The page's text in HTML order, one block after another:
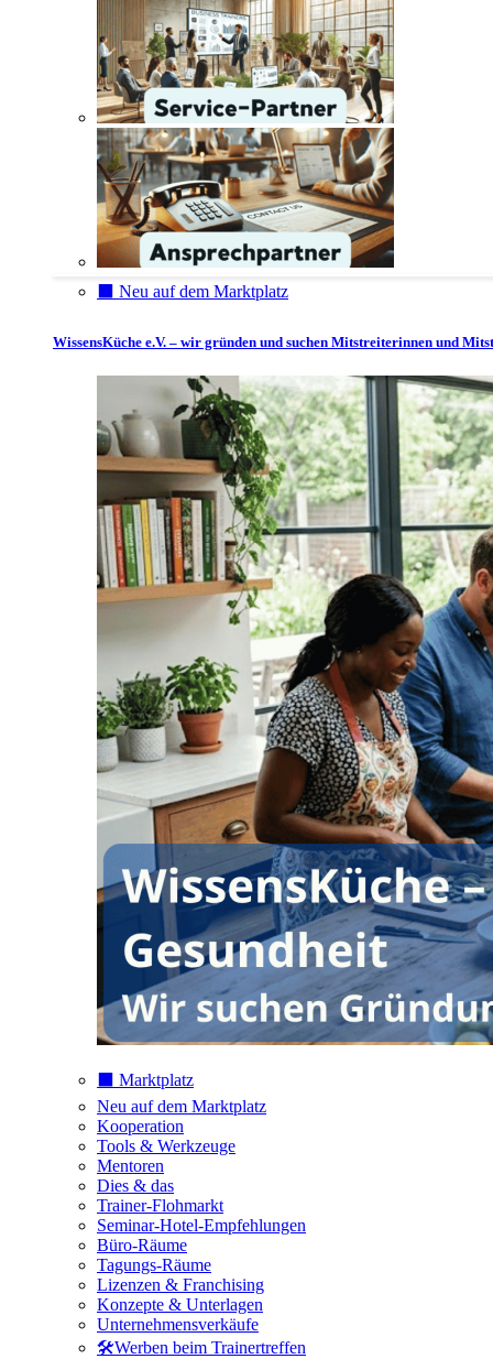
⬛️ Neu auf dem Marktplatz
WissensKüche e.V. – wir gründen und suchen Mitstreiterinnen und
⬛️ Marktplatz
Neu auf dem Marktplatz
Kooperation
Tools & Werkzeuge
Mentoren
Dies & das
Trainer-Flohmarkt
Seminar-Hotel-Empfehlungen
Büro-Räume
Tagungs-Räume
Lizenzen & Franchising
Konzepte & Unterlagen
Unternehmensverkäufe
🛠️Werben beim Trainertreffen